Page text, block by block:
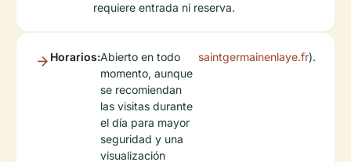
requiere entrada ni reserva.
Horarios:Abierto en todo
momento, aunque
se recomiendan
las visitas durante
el día para mayor
seguridad y una
visualización
saintgermainenlaye.fr).